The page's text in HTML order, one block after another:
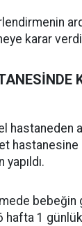
karar
hastaneden
hastanesine
bebeğin
hafta 1